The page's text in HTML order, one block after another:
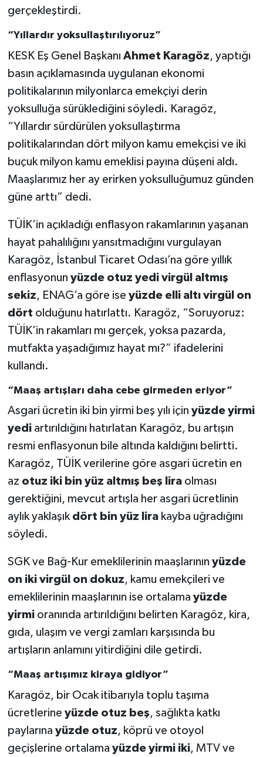
gerçekleştirdi.
“Yıllardır yoksullaştırılıyoruz”
KESK Eş Genel Başkanı Ahmet Karagöz, yaptığı
basın açıklamasında uygulanan ekonomi
politikalarının milyonlarca emekçiyi derin
yoksulluğa sürüklediğini söyledi. Karagöz,
“Yıllardır sürdürülen yoksullaştırma
politikalarından dört milyon kamu emekçisi ve iki
buçuk milyon kamu emeklisi payına düşeni aldı.
Maaşlarımız her ay erirken yoksulluğumuz günden
güne arttı” dedi.
TÜİK’in açıkladığı enflasyon rakamlarının yaşanan
hayat pahalılığını yansıtmadığını vurgulayan
Karagöz, İstanbul Ticaret Odası’na göre yıllık
enflasyonun yüzde otuz yedi virgül altmış
sekiz, ENAG’a göre ise yüzde elli altı virgül on
dört olduğunu hatırlattı. Karagöz, “Soruyoruz:
TÜİK’in rakamları mı gerçek, yoksa pazarda,
mutfakta yaşadığımız hayat mı?” ifadelerini
kullandı.
“Maaş artışları daha cebe girmeden eriyor”
Asgari ücretin iki bin yirmi beş yılı için yüzde yirmi
yediartırıldığını hatırlatan Karagöz, bu artışın
resmi enflasyonun bile altında kaldığını belirtti.
Karagöz, TÜİK verilerine göre asgari ücretin en
az otuz iki bin yüz altmış beş liraolması
gerektiğini, mevcut artışla her asgari ücretlinin
aylık yaklaşık dört bin yüz lirakayba uğradığını
söyledi.
SGK ve Bağ-Kur emeklilerinin maaşlarının yüzde
on iki virgül on dokuz, kamu emekçileri ve
emeklilerinin maaşlarının ise ortalama yüzde
yirmioranında artırıldığını belirten Karagöz, kira,
gıda, ulaşım ve vergi zamları karşısında bu
artışların anlamını yitirdiğini dile getirdi.
“Maaş artışımız kiraya gidiyor”
Karagöz, bir Ocak itibarıyla toplu taşıma
ücretlerine yüzde otuz beş, sağlıkta katkı
paylarına yüzde otuz, köprü ve otoyol
geçişlerine ortalama yüzde yirmi iki, MTV ve